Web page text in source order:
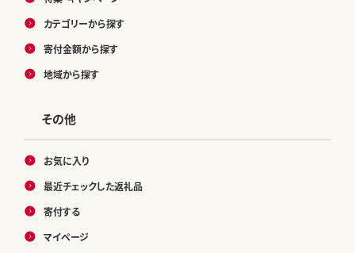
カテゴリーから探す
寄付金額から探す
地域から探す
その他
お気に入り
最近チェックした返礼品
寄付する
マイページ